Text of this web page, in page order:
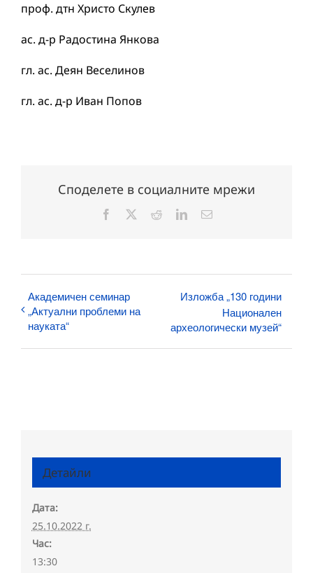
проф. дтн Христо Скулев
ас. д-р Радостина Янкова
гл. ас. Деян Веселинов
гл. ас. д-р Иван Попов
Споделете в социалните мрежи
Facebook RedditLinkedInЕлектронна
Академичен семинар
„Актуални проблеми на
науката“
Изложба „130 години
Национален
археологически музей“
Детайли
Дата:
25.10.2022 г.
Час:
13:30